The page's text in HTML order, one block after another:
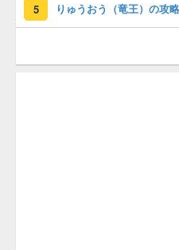
5